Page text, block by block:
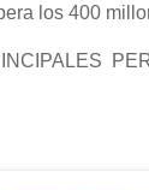
los 400